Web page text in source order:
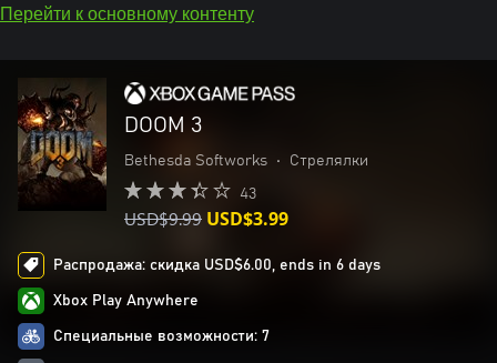
Перейти к основному контенту
DOOM 3
Bethesda Softworks • Стрелялки
43
USD$9.99 USD$3.99
Распродажа: скидка USD$6.00, ends in 6 days
Xbox Play Anywhere
Специальные возможности: 7